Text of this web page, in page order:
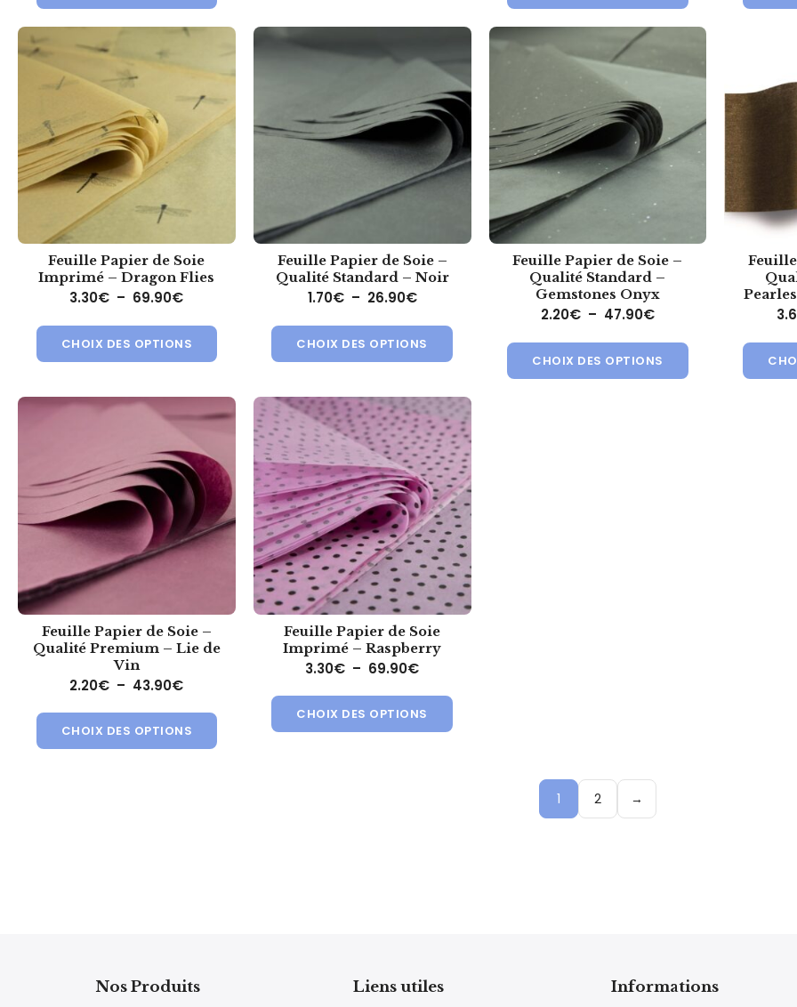
Feuille Papier de Soie
Imprimé – Dragon Flies
3.30€ – 69.90€Plage de prix : 3.30€ à 69.90€
CHOIX DES OPTIONS
Ce produit a plusieurs variations. Les options peuvent être choisies sur la page du produit
Feuille Papier de Soie –
Qualité Standard – Noir
1.70€ – 26.90€Plage de prix : 1.70€ à 26.90€
CHOIX DES OPTIONS
Ce produit a plusieurs variations. Les options peuvent
Feuille Papier de Soie –
Qualité Standard –
Gemstones Onyx
2.20€ – 47.90€Plage de prix :
CHOIX DES OPTIONS
Ce produit a
Feuille Papier de Soie –
Qualité Premium – Lie de
Vin
2.20€ – 43.90€Plage de prix : 2.20€ à 43.90€
CHOIX DES OPTIONS
Ce produit a plusieurs variations. Les options peuvent être choisies sur la page du produit
Feuille Papier de Soie
Imprimé – Raspberry
3.30€ – 69.90€Plage de prix : 3.30€ à 69.90€
CHOIX DES OPTIONS
Ce produit a plusieurs variations. Les options peuvent
1 2 →
Nos Produits Liens utiles Informations